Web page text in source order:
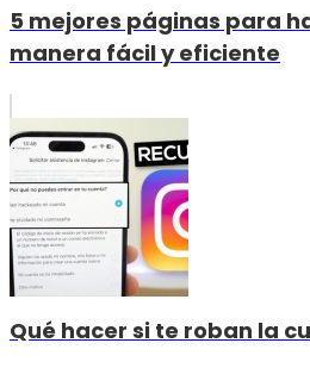
5 mejores páginas para
manera fácil y eficiente
Qué hacer si te roban la